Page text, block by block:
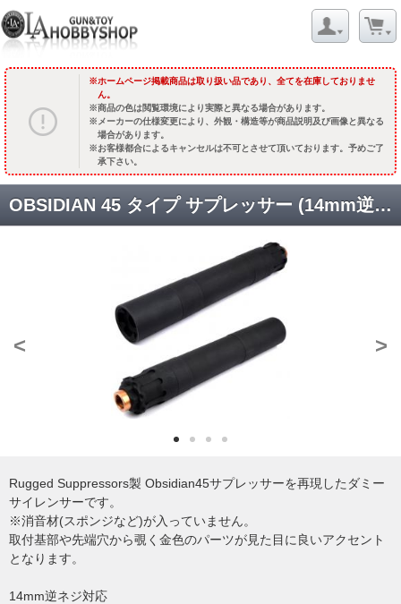
ホームページ掲載商品は取り扱い品であり、全てを在庫しておりませ
ん。
商品の色は閲覧環境により実際と異なる場合があります。
メーカーの仕様変更により、外観・構造等が商品説明及び画像と異なる
場合があります。
お客様都合によるキャンセルは不可とさせて頂いております。予めご了
承下さい。
OBSIDIAN 45 タイプ サプレッサー (14mm逆ネジ) [KW-SL-074] [品切中.再生産待ち]
< >
Rugged Suppressors製 Obsidian45サプレッサーを再現したダミー
サイレンサーです。
※消音材(スポンジなど)が入っていません。
取付基部や先端穴から覗く金色のパーツが見た目に良いアクセント
となります。
14mm逆ネジ対応